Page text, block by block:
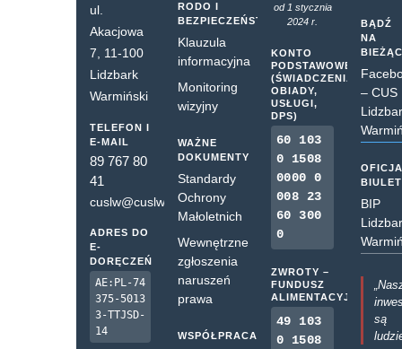
ul.
Akacjowa
7, 11-100
Lidzbark
Warmiński
TELEFON I
E-MAIL
89 767 80
41
cuslw@cuslw.pl
ADRES DO
E-
DORĘCZEŃ
AE:PL-74
375-5013
3-TTJSD-
14
RODO I
BEZPIECZEŃSTWO
Klauzula
informacyjna
Monitoring
wizyjny
WAŻNE
DOKUMENTY
Standardy
Ochrony
Małoletnich
Wewnętrzne
zgłoszenia
naruszeń
prawa
WSPÓŁPRACA
od 1 stycznia
2024 r.
KONTO
PODSTAWOWE
(ŚWIADCZENIA,
OBIADY,
USŁUGI,
DPS)
60 103
0 1508
0000 0
008 23
60 300
0
ZWROTY –
FUNDUSZ
ALIMENTACYJNY
49 103
0 1508
BĄDŹ
NA
– CUS
BIP
są